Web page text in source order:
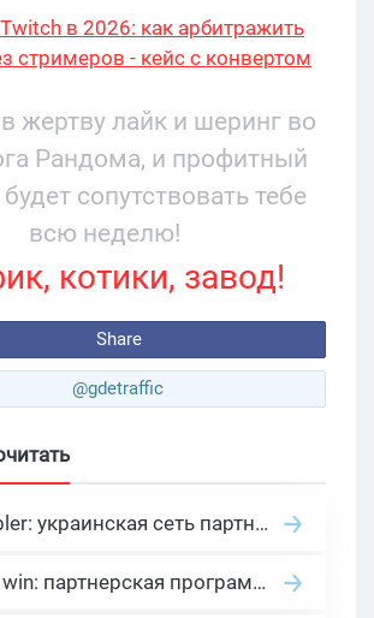
в 2026: как арбитражить
стримеров - кейс с конвертом
жертву лайк и шеринг во
Рандома, и профитный
сопутствовать тебе
всю неделю!
котики, завод!
Share
@gdetraffic
SalesDoubler: украинская сеть партнерских программ с оплатой за действие
Partners 1win: партнерская программа казино в нише гемблинг арбитраж